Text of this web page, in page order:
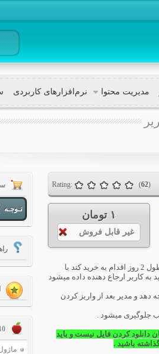
مدیریت محتوا نرم‌افزار‌های کاربردی
تـوجـه
10 محصول با
Rating: (62)
۱ تومان
غیر قابل فروش
شخصی که با لینک اختصاصی کاربر وارد سایت شود و در طول 2 روز اقدام به خرید کند با
کاربر ارجاع دهنده داده میشود
و مدیر بعد از واریز کردن
جلوگیری میشود .
کردن فایل نیست و باید
باشید .